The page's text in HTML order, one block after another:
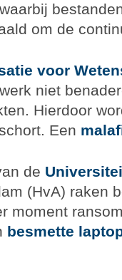
om de
voor
niet
Hierdoor
Een
de
(HvA) raken
moment
besmette